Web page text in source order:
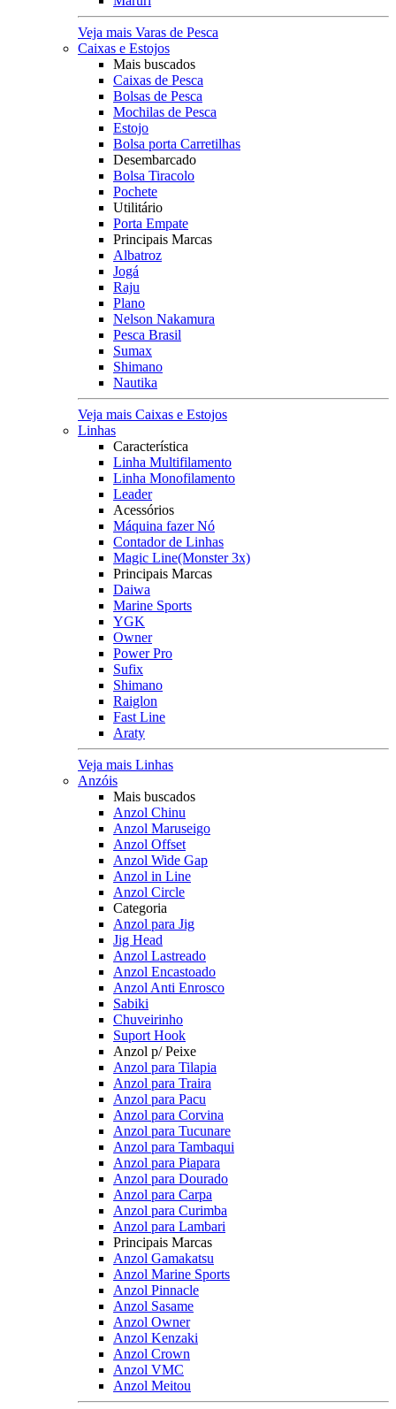
Veja mais Varas de Pesca
Caixas e Estojos
Mais buscados
Caixas de Pesca
Bolsas de Pesca
Mochilas de Pesca
Estojo
Bolsa porta Carretilhas
Desembarcado
Bolsa Tiracolo
Pochete
Utilitário
Porta Empate
Principais Marcas
Albatroz
Jogá
Raju
Plano
Nelson Nakamura
Pesca Brasil
Sumax
Shimano
Nautika
Veja mais Caixas e Estojos
Linhas
Característica
Linha Multifilamento
Linha Monofilamento
Leader
Acessórios
Máquina fazer Nó
Contador de Linhas
Magic Line(Monster 3x)
Principais Marcas
Daiwa
Marine Sports
YGK
Owner
Power Pro
Sufix
Shimano
Raiglon
Fast Line
Araty
Veja mais Linhas
Anzóis
Mais buscados
Anzol Chinu
Anzol Maruseigo
Anzol Offset
Anzol Wide Gap
Anzol in Line
Anzol Circle
Categoria
Anzol para Jig
Jig Head
Anzol Lastreado
Anzol Encastoado
Anzol Anti Enrosco
Sabiki
Chuveirinho
Suport Hook
Anzol p/ Peixe
Anzol para Tilapia
Anzol para Traira
Anzol para Pacu
Anzol para Corvina
Anzol para Tucunare
Anzol para Tambaqui
Anzol para Piapara
Anzol para Dourado
Anzol para Carpa
Anzol para Curimba
Anzol para Lambari
Principais Marcas
Anzol Gamakatsu
Anzol Marine Sports
Anzol Pinnacle
Anzol Sasame
Anzol Owner
Anzol Kenzaki
Anzol Crown
Anzol VMC
Anzol Meitou